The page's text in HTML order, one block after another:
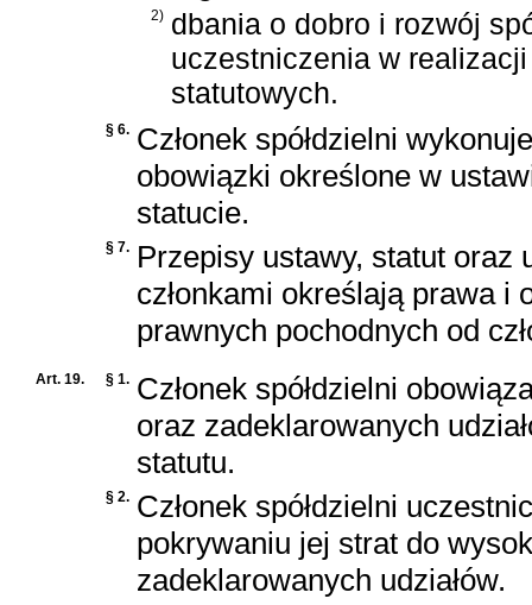
2) dbania o dobro i rozwój
uczestniczenia w
statutowych.
§ 6. Członek spółdzielni
obowiązki określone w
statucie.
§ 7. Przepisy ustawy, statut oraz
członkami określają prawa i
prawnych pochodnych od
Art. 19. § 1. Członek spółdzielni
oraz zadeklarowanych
statutu.
§ 2. Członek spółdzielni
pokrywaniu jej strat do
zadeklarowanych udziałów.